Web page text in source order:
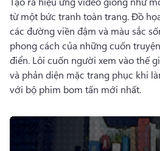
từ một bức tranh toàn trang. Đồ
các đường viền đậm và màu sắc
phong cách của những cuốn
điển. Lôi cuốn người xem vào thế
và phản diện mặc trang phục khi
với bộ phim bom tấn mới nhất.